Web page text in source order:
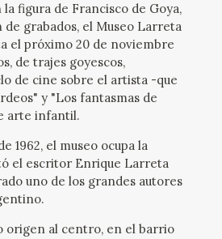
figura de Francisco de Goya,
de grabados, el Museo Larreta
el próximo 20 de noviembre
de trajes goyescos,
de cine sobre el artista -que
y "Los fantasmas de
arte infantil.
1962, el museo ocupa la
el escritor Enrique Larreta
uno de los grandes autores
origen al centro, en el barrio